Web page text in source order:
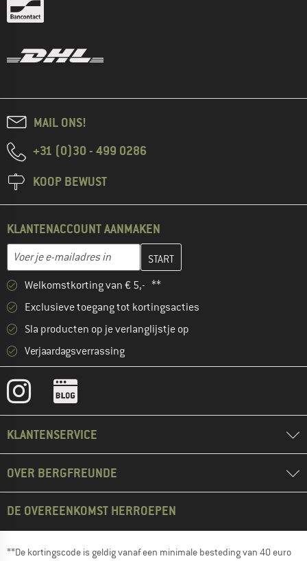
MAIL ONS!
+31 (0)30 - 499 0286
KOOP BEWUST
KLANTENACCOUNT AANMAKEN
E-mailadres
Vul je e-mailadres hier in en maak in de volgende stap je
Welkomstkorting van € 5,- **
Exclusieve toegang tot kortingsacties
Sla producten op je verlanglijstje op
Verjaardagsverrassing
KLANTENSERVICE
OVER BERGFREUNDE
DE OVEREENKOMST HERROEPEN
**De kortingscode is geldig vanaf een minimale besteding van 40 euro